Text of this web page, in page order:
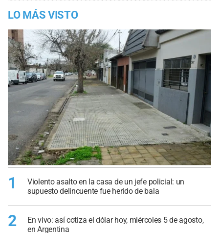
LO MÁS VISTO
1
Violento asalto en la casa de un jefe policial: un
supuesto delincuente fue herido de bala
2
En vivo: así cotiza el dólar hoy, miércoles 5 de agosto,
en Argentina